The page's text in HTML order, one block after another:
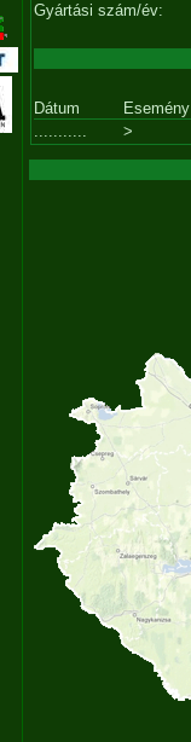
Gyártási szám/év:
Dátum Esemény
...........
>